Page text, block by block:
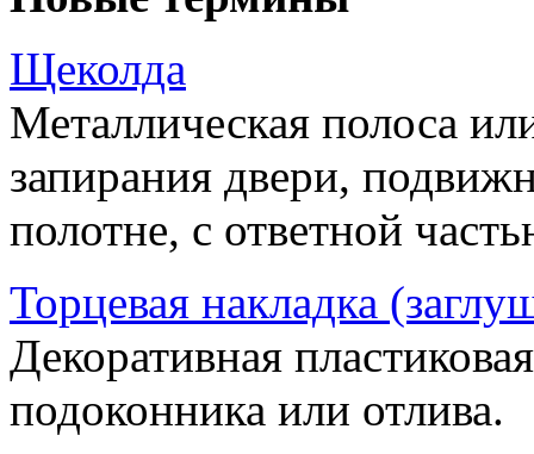
Щеколда
Металлическая полоса
запирания двери,
полотне, с ответной
Торцевая накладка
Декоративная
подоконника или отлива.